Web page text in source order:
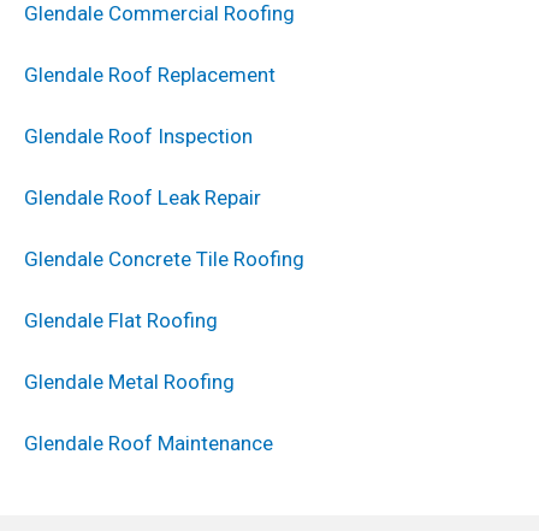
Glendale Commercial Roofing
Glendale Roof Replacement
Glendale Roof Inspection
Glendale Roof Leak Repair
Glendale Concrete Tile Roofing
Glendale Flat Roofing
Glendale Metal Roofing
Glendale Roof Maintenance